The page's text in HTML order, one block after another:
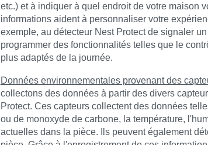
etc.) et à indiquer à quel endroit de votre maison
informations aident à personnaliser votre
exemple, au détecteur Nest Protect de signaler
programmer des fonctionnalités telles que le
plus adaptés de la journée.
Données environnementales provenant des
collectons des données à partir des divers
Protect. Ces capteurs collectent des données
ou de monoxyde de carbone, la température,
actuelles dans la pièce. Ils peuvent également